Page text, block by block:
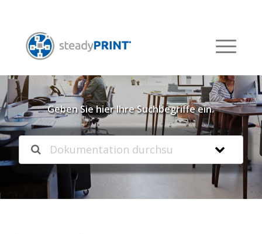
Willkommen in unserer
Knowledgebase
Geben Sie hier Ihre Suchbegriffe ein.